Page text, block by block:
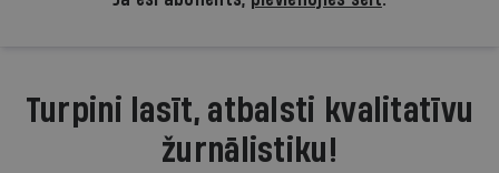
Turpini lasīt, atbalsti kvalitatīvu
žurnālistiku!